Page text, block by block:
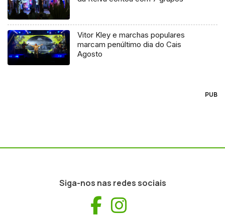
Vitor Kley e marchas populares
marcam penúltimo dia do Cais
Agosto
PUB
Siga-nos nas redes sociais
Facebook